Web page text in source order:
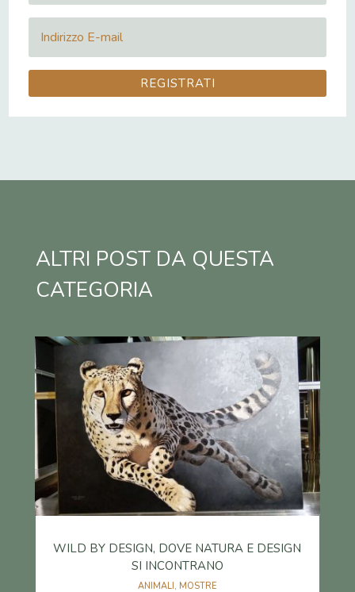
REGISTRATI
ALTRI POST DA QUESTA
CATEGORIA
WILD BY DESIGN, DOVE NATURA E DESIGN
SI INCONTRANO
ANIMALI, MOSTRE